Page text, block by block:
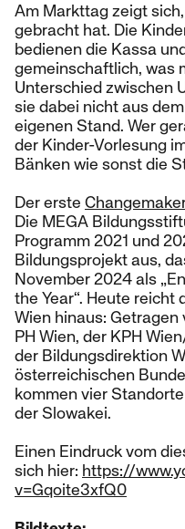
Am Markttag zeigt
gebracht hat. Die
bedienen die Kassa
gemeinschaftlich, was
Unterschied zwischen
sie dabei nicht aus
eigenen Stand. Wer
der Kinder-Vorlesung
Bänken wie sonst die
Der erste
Die MEGA
Programm 2021 und
Bildungsprojekt aus,
November 2024 als
the Year“. Heute reicht
Wien hinaus: Getragen
PH Wien, der KPH
der Bildungsdirektion
österreichischen
kommen vier
der Slowakei.
Einen Eindruck vom
sich hier: https://
v=Gqoite3xfQ0